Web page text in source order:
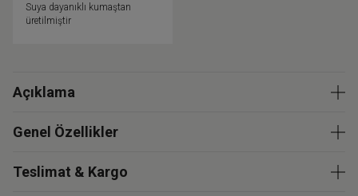
Suya dayanıklı kumaştan
üretilmiştir
Açıklama
Genel Özellikler
Teslimat & Kargo